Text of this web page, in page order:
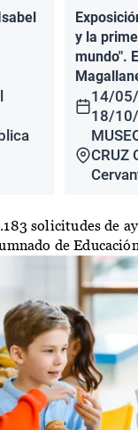
y la
mundo".
14/
18/
CRUZ
solicitudes de
de